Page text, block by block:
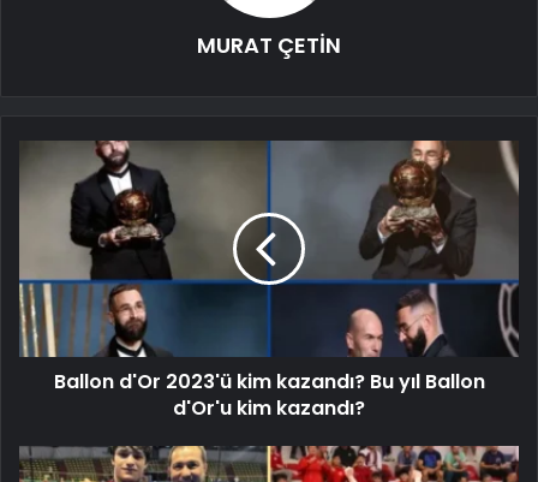
MURAT ÇETİN
Ballon d'Or 2023'ü kim kazandı? Bu yıl Ballon
d'Or'u kim kazandı?